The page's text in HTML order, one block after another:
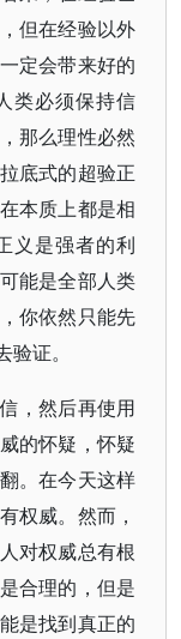
但在经验以外
定会带来好的
类必须保持信
那么理性必然
底式的超验正
本质上都是相
义是强者的利
能是全部人类
你依然只能先
证。
，然后再使用
的怀疑，怀疑
。在今天这样
权威。然而，
对权威总有根
合理的，但是
是找到真正的